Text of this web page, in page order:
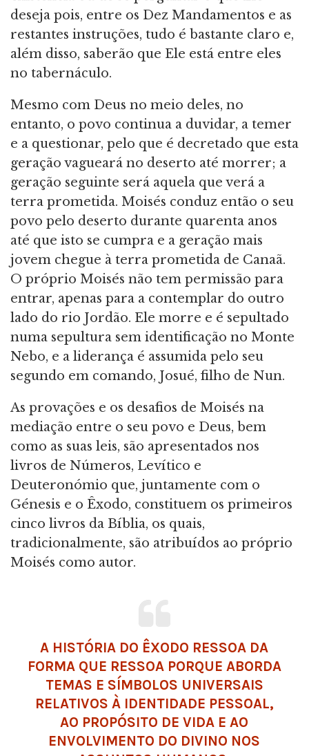
deseja pois, entre os Dez Mandamentos e as
restantes instruções, tudo é bastante claro e,
além disso, saberão que Ele está entre eles
no tabernáculo.
Mesmo com Deus no meio deles, no
entanto, o povo continua a duvidar, a temer
e a questionar, pelo que é decretado que esta
geração vagueará no deserto até morrer; a
geração seguinte será aquela que verá a
terra prometida. Moisés conduz então o seu
povo pelo deserto durante quarenta anos
até que isto se cumpra e a geração mais
jovem chegue à terra prometida de Canaã.
O próprio Moisés não tem permissão para
entrar, apenas para a contemplar do outro
lado do rio Jordão. Ele morre e é sepultado
numa sepultura sem identificação no Monte
Nebo, e a liderança é assumida pelo seu
segundo em comando, Josué, filho de Nun.
As provações e os desafios de Moisés na
mediação entre o seu povo e Deus, bem
como as suas leis, são apresentados nos
livros de Números, Levítico e
Deuteronómio que, juntamente com o
Génesis e o Êxodo, constituem os primeiros
cinco livros da Bíblia, os quais,
tradicionalmente, são atribuídos ao próprio
Moisés como autor.
A HISTÓRIA DO ÊXODO RESSOA DA
FORMA QUE RESSOA PORQUE ABORDA
TEMAS E SÍMBOLOS UNIVERSAIS
RELATIVOS À IDENTIDADE PESSOAL,
AO PROPÓSITO DE VIDA E AO
ENVOLVIMENTO DO DIVINO NOS